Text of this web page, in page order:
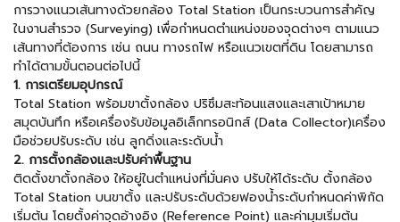
การวางแนวเส้นทางด้วยกล้อง Total Station เป็นกระบวนการสำคัญ
ในงานสำรวจ (Surveying) เพื่อกำหนดตำแหน่งของจุดต่างๆ ตามแนว
เส้นทางที่ต้องการ เช่น ถนน ทางรถไฟ หรือแนวเขตที่ดิน โดยสามารถ
ทำได้ตามขั้นตอนต่อไปนี้
1. การเตรียมอุปกรณ์
Total Station พร้อมขาตั้งกล้อง ปริซึมสะท้อนแสงและเสาเป้าหมาย
สมุดบันทึก หรือเครื่องรับข้อมูลอิเล็กทรอนิกส์ (Data Collector)เครื่อง
มือช่วยปรับระดับ เช่น ลูกดิ่งและระดับน้ำ
2. การตั้งกล้องและปรับค่าพื้นฐาน
ติดตั้งขาตั้งกล้อง ให้อยู่ในตำแหน่งที่มั่นคง ปรับให้ได้ระดับ ตั้งกล้อง
Total Station บนขาตั้ง และปรับระดับด้วยฟองน้ำระดับกำหนดค่าพิกัด
เริ่มต้น โดยตั้งค่าจุดอ้างอิง (Reference Point) และค่ามุมเริ่มต้น